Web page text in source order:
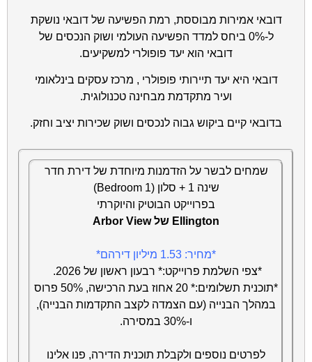
דובאי אמירות מבוססת, רמת הפשיעה של דובאי נושקת
ל-0% ביחס למדד הפשיעה העולמי ושוק הנכסים של
דובאי הוא יעד פופולרי למשקיעים.
דובאי היא יעד תיירותי פופולרי , מרכז עסקים בינלאומי
ועיר מתקדמת מבחינה טכנולוגית.
בדובאי קיים ביקוש גבוה לנכסים ושוק שכירות יציב וחזק.
שמחים לבשר על הזדמנות מיוחדת של דירת חדר
שינה 1 + סלון (1 Bedroom)
בפרוייקט הבוטיק והיוקרתי
Arbor View של Ellington
*מחיר: 1.53 מיליון דירהם*
*צפי השלמת פרוייקט:* רבעון ראשון של 2026.
*תוכנית תשלומים:* 20 אחוז בעת הרכישה, 50% פרוס
במהלך הבנייה (עם הצמדה לקצב התקדמות הבנייה),
ו-30% במסירה.
לפרטים נוספים ולקבלת תוכנית הדירה, פנו אלינו